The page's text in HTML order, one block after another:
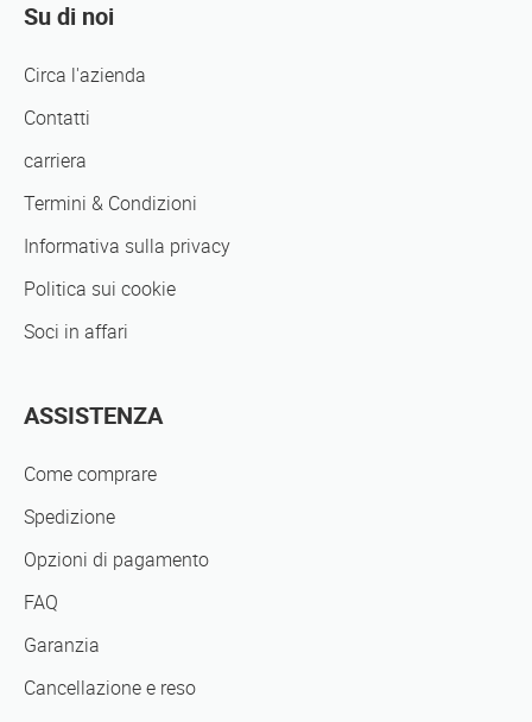
Su di noi
Circa l'azienda
Contatti
carriera
Termini & Condizioni
Informativa sulla privacy
Politica sui cookie
Soci in affari
ASSISTENZA
Come comprare
Spedizione
Opzioni di pagamento
FAQ
Garanzia
Cancellazione e reso